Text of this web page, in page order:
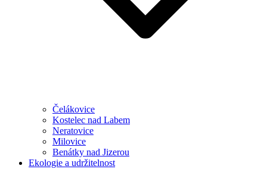
Čelákovice
Kostelec nad Labem
Neratovice
Milovice
Benátky nad Jizerou
Ekologie a udržitelnost